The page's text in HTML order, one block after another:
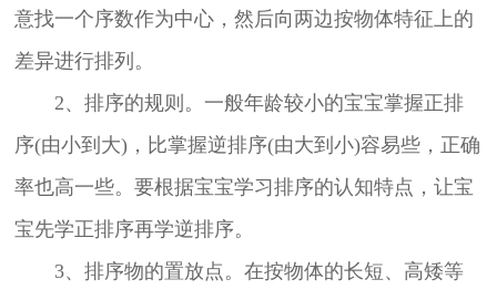
意找一个序数作为中心，然后向两边按物体特征上的
差异进行排列。
2、排序的规则。一般年龄较小的宝宝掌握正排
序(由小到大)，比掌握逆排序(由大到小)容易些，正确
率也高一些。要根据宝宝学习排序的认知特点，让宝
宝先学正排序再学逆排序。
3、排序物的置放点。在按物体的长短、高矮等